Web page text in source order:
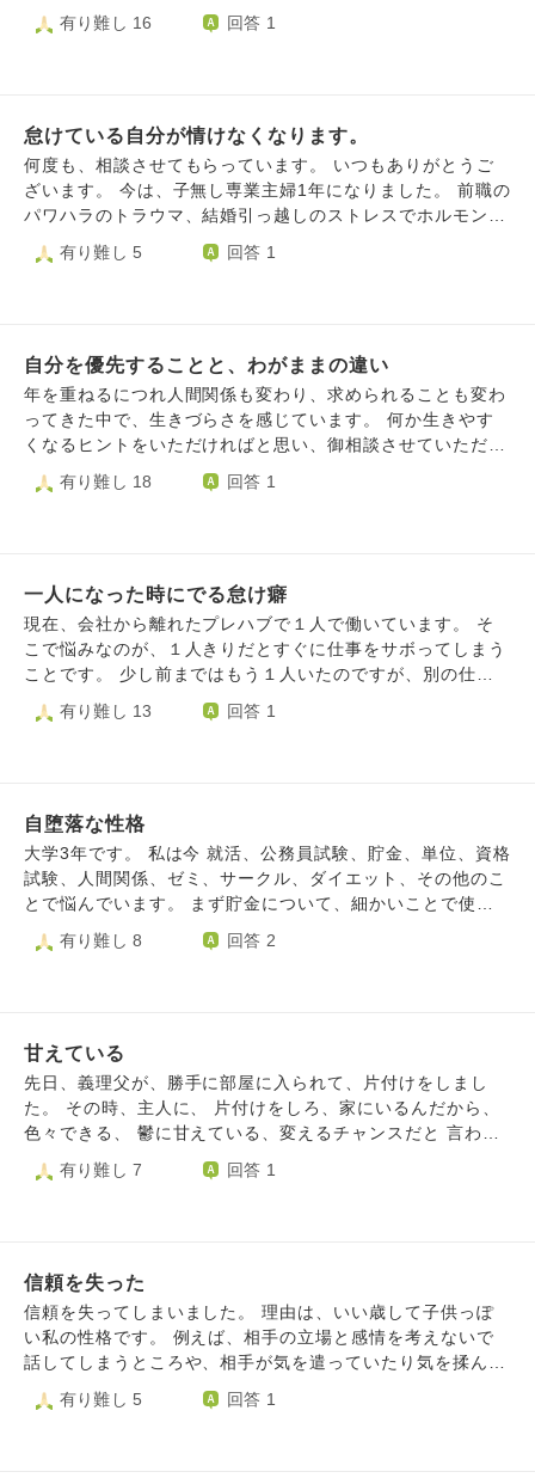
と食べて寝てを繰り返していて良いのだろうか、と落ち込む
ち直れず辛いです。 精神的に落ち込んだ際の立ち直り方、
考え方の変え方をお聞きしたく思います。こんなくだらない
質問で大変恐縮ですが、どうかよろしくお願いいたします。
いきていけません。家族にも恥をかかせます。自分もバッシ
ングを受けます。 そうなる前に死んでしまいたいです。 自
有り難し 16 回答 1
怠けている自分が情けなくなります。
何度も、相談させてもらっています。 いつもありがとうご
ざいます。 今は、子無し専業主婦1年になりました。 前職の
パワハラのトラウマ、結婚引っ越しのストレスでホルモンバ
ランスが崩れ、生理前になると勝手に涙が出て、寝てばかり
いて死にたくなります。 主人は専業主婦でも、働いていて
かもわかりません。 主人には内緒で、今年の前半には心理
セラピーに通っていました。前職のパワハラのトラウマを乗
り越えるためです。 それを終えてから、今は就職相談に通
っています。志望動機や履歴書作成、面接の練習をしていま
相談員さんに確認しながらやっています。 で、いざ希望の
って履歴書作成や志望動機、面接練習もしたのに最後の一歩
が怖いです。 このまま働かず、妊活に専念しようかと甘え
た考えもあります。 でも、ブランクが伸びると余計に働く
のが怖くなるんじゃないかと不安です。 どうしたらいいか
も申し訳なく、私は死んだ方がいいんじゃないのかとも思っ
有り難し 5 回答 1
自分を優先することと、わがままの違い
年を重ねるにつれ人間関係も変わり、求められることも変わ
ってきた中で、生きづらさを感じています。 何か生きやす
くなるヒントをいただければと思い、御相談させていただき
ました。ご回答いただけると幸いです。 最近は人間性の高
い方たちと関わることが多く、自分のレベルの低さに自己否
に、今のままでは人が離れていってしまう。という強迫観念
にしばられ、自分を追いつめている感じがして苦しいです。
具体的に悩んでいることは、 あなたは貰ってばかりで与え
ない、との指摘をもらいます。例えば、食べるものを頂い
告(食べた感想等、相手を気遣う言葉)がないことへの指摘で
っぱなし、もらったらもらいっぱなしの関係が楽だな、と思
っていてそれが消えません。 あとは、誕生日会をしてもら
い、場を盛り上げる為に無茶をしてお酒を飲み、潰れて周り
に心配をかけてしまいました。次の日も二日酔いで身体が辛
の連絡を入れたのですが、それも「心配してくれた人への誠
の考えが甘く幼いのだ！と自分を叱咤する私と 自分の気持
ちを優先したい私の葛藤。 こんな苦しい人間関係全て捨て
てしまいたい！と思う私と みんな私を大切にしてくれてる
のにそんなことしちゃダメ！と思う私の葛藤。 常に自分の
中で何かしら葛藤していて疲れてしまいました。 どんどん
関係性が悪くなっていくのを感じています。でもどうしても
有り難し 18 回答 1
一人になった時にでる怠け癖
現在、会社から離れたプレハブで１人で働いています。 そ
こで悩みなのが、１人きりだとすぐに仕事をサボってしまう
ことです。 少し前まではもう１人いたのですが、別の仕事
で離れてしまいました。 それからしばらくは、１人でも仕
事できていたのですが、どうしても気が緩んでしまい会社の
ードに切り替えられる考え方などありますでしょうか。 ご
意見よろしくお願いします
有り難し 13 回答 1
自堕落な性格
大学3年です。 私は今 就活、公務員試験、貯金、単位、資格
試験、人間関係、ゼミ、サークル、ダイエット、その他のこ
とで悩んでいます。 まず貯金について、細かいことで使い
込んでしまい、今年中に単発バイトで22万を稼がないといけ
ません。 公務員試験について、2月から講義が始まってます
ん。 人間関係について、大学に友人は一人もいません。 就
活について、現段階で企業研究もテスト対策も面接練習も何
もできていません。 私はADHDを持っています。そのせいか
自己管理がすごく苦手で衝動的で集中力もありません。その
もにできません。 もうどうしていいのかわからなくて泣き
ます。 あまりに情けなくて、涙も出てきますし、頭も胃も
痛くなってきました。 どうすれば事を整理してすべてに向
き合えるようになるのでしょうか。 お叱りでも結構ですの
で、何かしらご意見をいただけますと幸です よろしくお願
有り難し 8 回答 2
甘えている
先日、義理父が、勝手に部屋に入られて、片付けをしまし
た。 その時、主人に、 片付けをしろ、家にいるんだから、
色々できる、 鬱に甘えている、変えるチャンスだと 言われ
ました。 一歩踏み出すのは、大変怖いです。 片付けは、小
さい頃から、苦手です。 また、誰かに怒られるか、すぐに
有り難し 7 回答 1
信頼を失った
信頼を失ってしまいました。 理由は、いい歳して子供っぽ
い私の性格です。 例えば、相手の立場と感情を考えないで
話してしまうところや、相手が気を遣っていたり気を揉んで
いることが全然想像できないところです。 信頼回復のため
に自分の子供っぽい癖、甘えてしまう部分を治したいです。
有り難し 5 回答 1